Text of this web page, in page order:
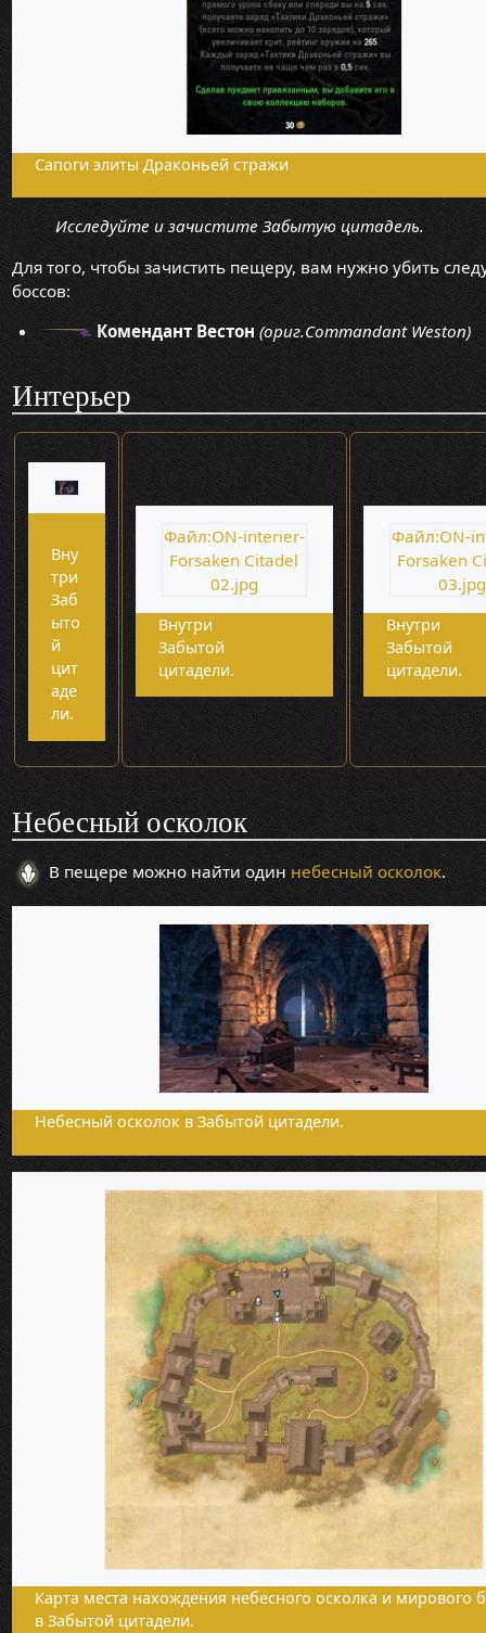
Сапоги элиты Драконьей стражи
Исследуйте и зачистите Забытую цитадель.
Для того, чтобы зачистить пещеру, вам нужно убить
боссов:
Комендант Вестон (ориг.Commandant Weston)
Интерьер
Вну
три
Заб
ыто
й
цит
аде
ли.
Файл:ON-interier-
Forsaken Citadel
02.jpg
Внутри
Забытой
цитадели.
Файл:ON-
Forsaken
03.jpg
Внутри
Забытой
цитадели.
Небесный осколок
В пещере можно найти один небесный осколок.
Небесный осколок в Забытой цитадели.
Карта места нахождения небесного осколка и мирового
в Забытой цитадели.